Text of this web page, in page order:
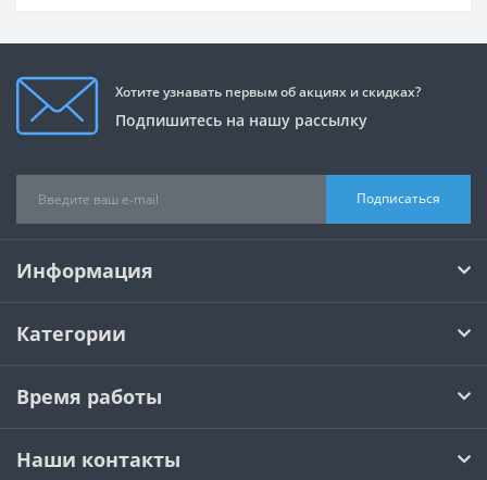
Хотите узнавать первым об акциях и скидках?
Подпишитесь на нашу рассылку
Подписаться
Информация
Категории
Время работы
Наши контакты